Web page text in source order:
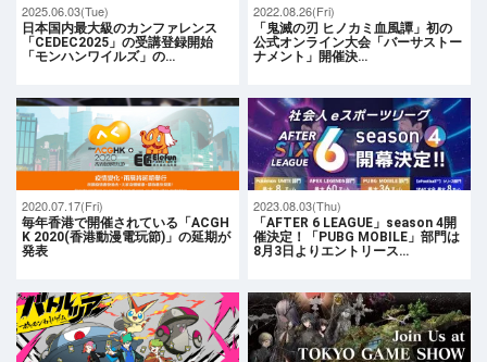
2025.06.03(Tue)
日本国内最大級のカンファレンス
「CEDEC2025」の受講登録開始
「モンハンワイルズ」の…
2022.08.26(Fri)
「鬼滅の刃 ヒノカミ血風譚」初の
公式オンライン大会「バーサストー
ナメント」開催決…
2020.07.17(Fri)
毎年香港で開催されている「ACGH
K 2020(香港動漫電玩節)」の延期が
発表
2023.08.03(Thu)
「AFTER 6 LEAGUE」season 4開
催決定！「PUBG MOBILE」部門は
8月3日よりエントリース…